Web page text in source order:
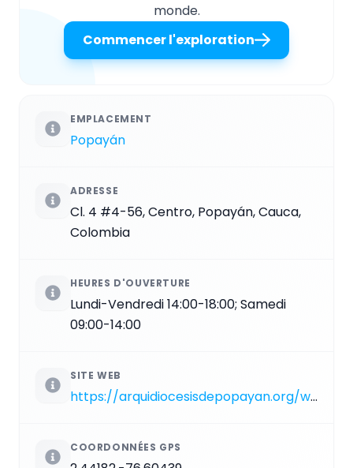
monde.
Commencer l'exploration
EMPLACEMENT
Popayán
ADRESSE
Cl. 4 #4-56, Centro, Popayán, Cauca,
Colombia
HEURES D'OUVERTURE
Lundi-Vendredi 14:00-18:00; Samedi
09:00-14:00
SITE WEB
https://arquidiocesisdepopayan.org/web/dependencias/museo-de-arte-religioso
COORDONNÉES GPS